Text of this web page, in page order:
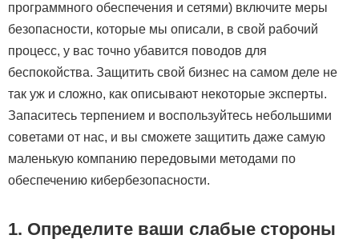
программного обеспечения и сетями) включите меры
безопасности, которые мы описали, в свой рабочий
процесс, у вас точно убавится поводов для
беспокойства. Защитить свой бизнес на самом деле не
так уж и сложно, как описывают некоторые эксперты.
Запаситесь терпением и воспользуйтесь небольшими
советами от нас, и вы сможете защитить даже самую
маленькую компанию передовыми методами по
обеспечению кибербезопасности.
1. Определите ваши слабые стороны